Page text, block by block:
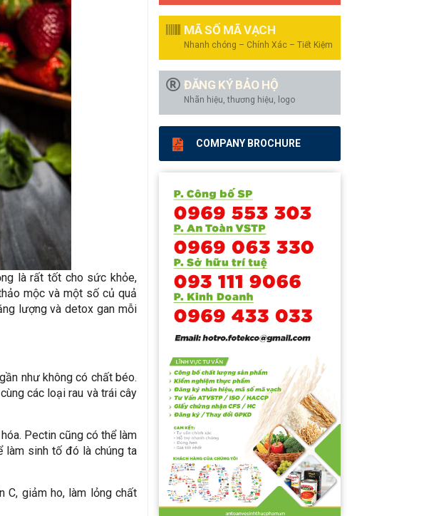
là rất tốt cho sức khỏe,
mộc và một số củ quả
lượng và detox gan mỗi
như không có chất béo.
các loại rau và trái cây
Pectin cũng có thể làm
làm sinh tố đó là chúng ta
C, giảm ho, làm lỏng chất
MÃ SỐ MÃ VẠCH
Nhanh chóng – Chính Xác – Tiết Kiệm
ĐĂNG KÝ BẢO HỘ
Nhãn hiệu, thương hiệu, logo
COMPANY BROCHURE